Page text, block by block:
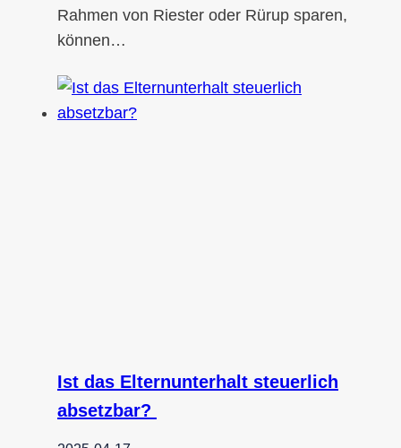
Rahmen von Riester oder Rürup sparen,
können…
Ist das Elternunterhalt steuerlich
absetzbar?